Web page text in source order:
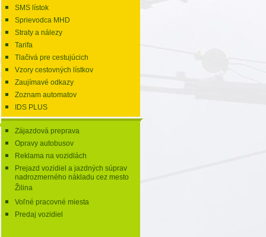
SMS lístok
Sprievodca MHD
Straty a nálezy
Tarifa
Tlačivá pre cestujúcich
Vzory cestovných lístkov
Zaujímavé odkazy
Zoznam automatov
IDS PLUS
Zájazdová preprava
Opravy autobusov
Reklama na vozidlách
Prejazd vozidiel a jazdných súprav
nadrozmerného nákladu cez mesto
Žilina
Voľné pracovné miesta
Predaj vozidiel